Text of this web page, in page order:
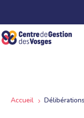
Accueil 5